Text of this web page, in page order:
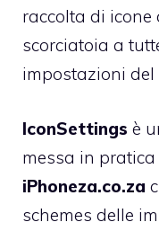
raccolta di
scorciatoia a
impostazioni del
IconSettings è
messa in
iPhoneza.co.za
schemes delle